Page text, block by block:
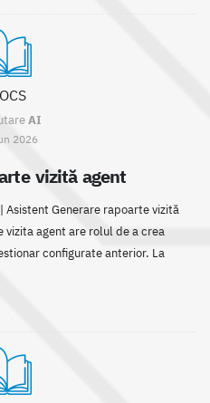
AI
2026
vizită agent
Asistent Generare rapoarte vizită
vizita agent are rolul de a crea
configurate anterior. La